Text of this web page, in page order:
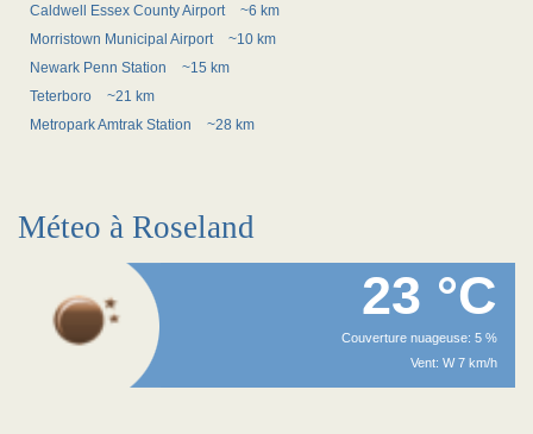
Caldwell Essex County Airport
~6 km
Morristown Municipal Airport
~10 km
Newark Penn Station
~15 km
Teterboro
~21 km
Metropark Amtrak Station
~28 km
Méteo à Roseland
23 °C
Couverture nuageuse: 5 %
Vent: W 7 km/h